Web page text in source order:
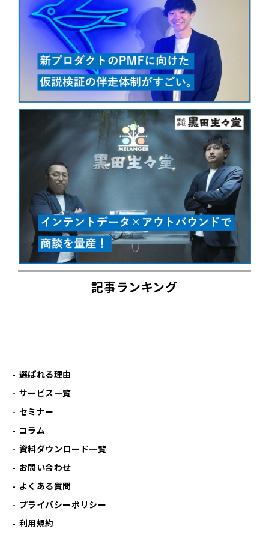
記事ランキング
選ばれる理由
サービス一覧
セミナー
コラム
資料ダウンロード一覧
お問い合わせ
よくある質問
プライバシーポリシー
利用規約